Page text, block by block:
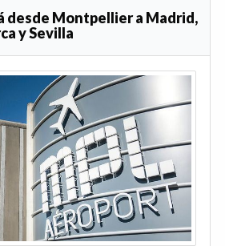
desde Montpellier a Madrid,
y Sevilla